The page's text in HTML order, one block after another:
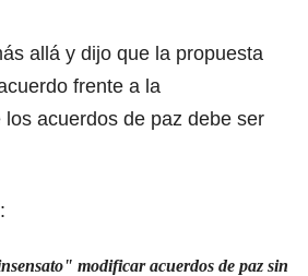
allá y dijo que la propuesta
frente a la
acuerdos de paz debe ser
modificar acuerdos de paz sin